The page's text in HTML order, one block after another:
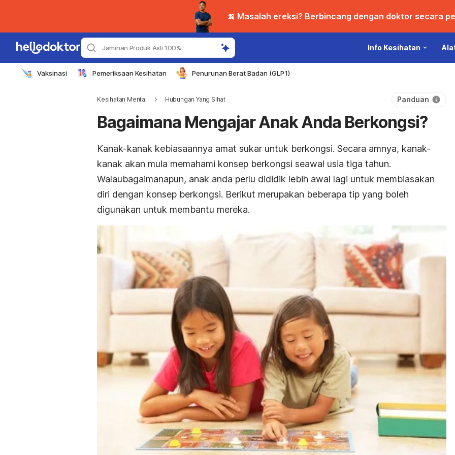
🍌 Masalah ereksi? Berbincang dengan doktor secara
Jaminan Produk Asli 100% Info Kesihatan
Vaksinasi Pemeriksaan Kesihatan Penurunan Berat Badan (GLP1)
Kesihatan Mental Hubungan Yang Sihat Panduan
Bagaimana Mengajar Anak Anda Berkongsi?
Kanak-kanak kebiasaannya amat sukar untuk berkongsi. Secara amnya, kanak-
kanak akan mula memahami konsep berkongsi seawal usia tiga tahun.
Walaubagaimanapun, anak anda perlu dididik lebih awal lagi untuk membiasakan
diri dengan konsep berkongsi. Berikut merupakan beberapa tip yang boleh
digunakan untuk membantu mereka.